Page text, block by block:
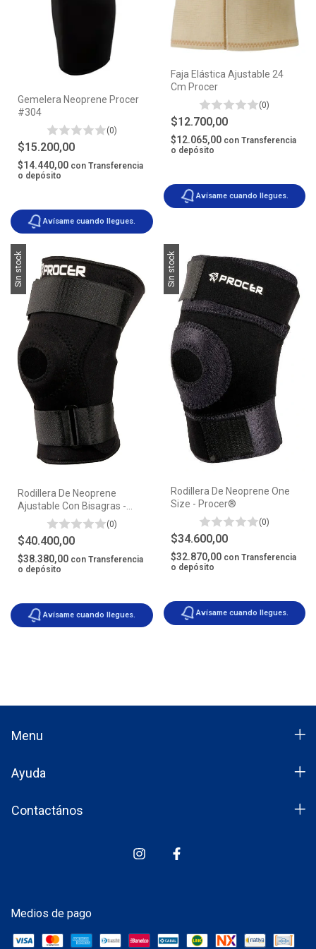
Gemelera Neoprene Procer
#304
(0)
$15.200,00
$14.440,00 con Transferencia
o depósito
Avísame cuando llegues.
Faja Elástica Ajustable 24
Cm Procer
(0)
$12.700,00
$12.065,00 con Transferencia
o depósito
Avísame cuando llegues.
Sin stock
Rodillera De Neoprene
Ajustable Con Bisagras -
Procer®
(0)
$40.400,00
$38.380,00 con Transferencia
o depósito
Avísame cuando llegues.
Sin stock
Rodillera De Neoprene One
Size - Procer®
(0)
$34.600,00
$32.870,00 con Transferencia
o depósito
Avísame cuando llegues.
Menu
Ayuda
Contactános
Medios de pago